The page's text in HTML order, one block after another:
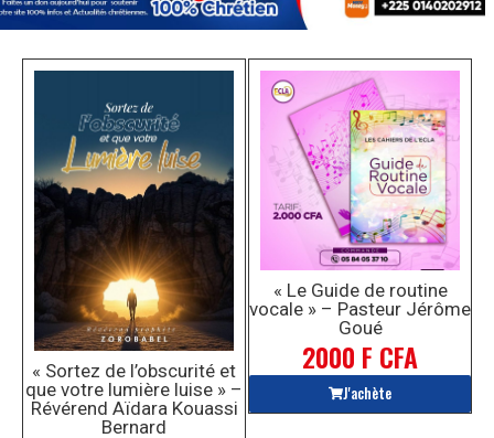
« Sortez de l’obscurité et
que votre lumière luise » –
Révérend Aïdara Kouassi
Bernard
« Le Guide de routine
vocale » – Pasteur Jérôme
Goué
2000 F CFA
J'achète